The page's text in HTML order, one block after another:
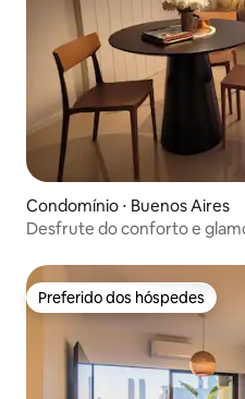
Condomínio ⋅ Buenos Aires
Desfrute do conforto e
Preferido dos hóspedes
Preferido dos hóspedes